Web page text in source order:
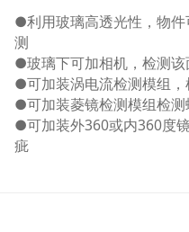
●利用玻璃高透光性，物
测
●玻璃下可加相机，检测
●可加装涡电流检测模组
●可加装菱镜检测模组检测
●可加装外360或内360度
疵